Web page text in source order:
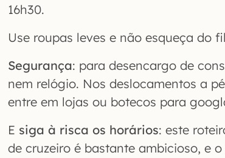
16h30.
Use roupas leves e não esqueça do
Segurança: para desencargo de
nem relógio. Nos deslocamentos a
entre em lojas ou botecos para
E siga à risca os horários: este
de cruzeiro é bastante ambicioso, e